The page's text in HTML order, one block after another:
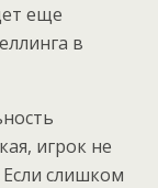
еще
в
игрок не
Если слишком